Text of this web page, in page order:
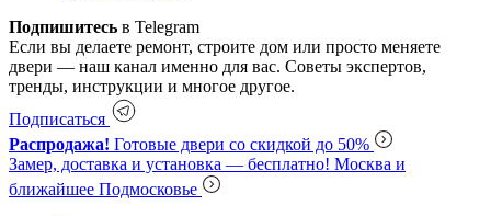
Подпишитесь в Telegram
Если вы делаете ремонт, строите дом или просто меняете
двери — наш канал именно для вас. Советы экспертов,
тренды, инструкции и многое другое.
Подписаться
Распродажа! Готовые двери со скидкой до 50%
Замер, доставка и установка — бесплатно! Москва и
ближайшее Подмосковье